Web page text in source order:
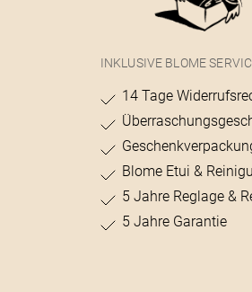
INKLUSIVE BLOME
14 Tage
Blome Etui &
5 Jahre Reglage &
5 Jahre Garantie